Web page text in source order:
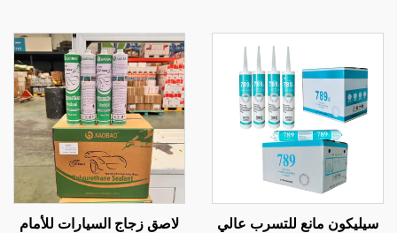
سيليكون مانع للتسرب عالي
لاصق زجاج السيارات للأمام